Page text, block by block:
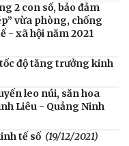
2 con số, bảo đảm
vừa phòng, chống
- xã hội năm 2021
độ tăng trưởng kinh
leo núi, săn hoa
Liêu - Quảng Ninh
tế số (19/12/2021)